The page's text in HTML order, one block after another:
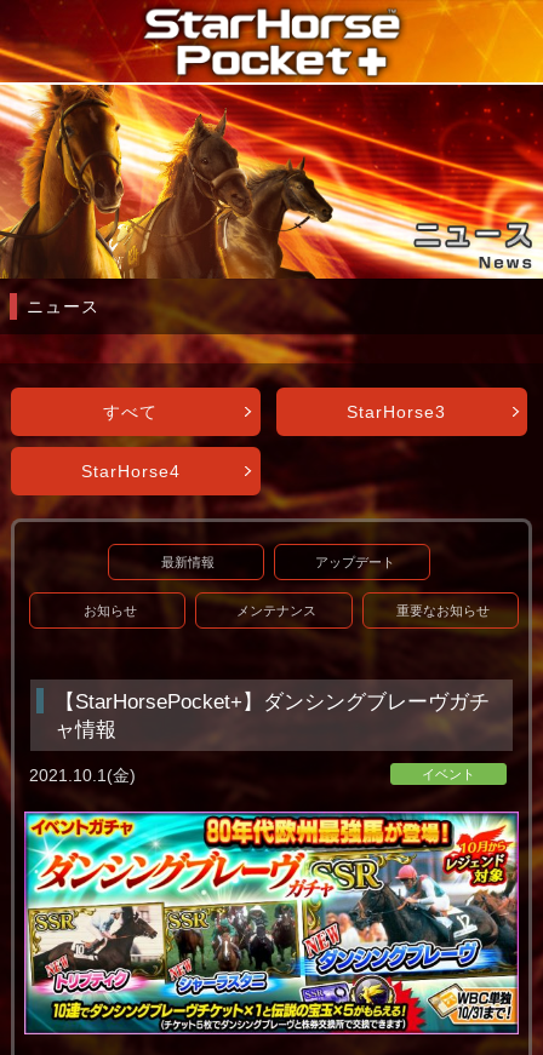
ニュース
すべて StarHorse3
StarHorse4
最新情報 アップデート
お知らせ メンテナンス 重要なお知らせ
【StarHorsePocket+】ダンシングブレーヴガチ
ャ情報
イベント
2021.10.1(金)